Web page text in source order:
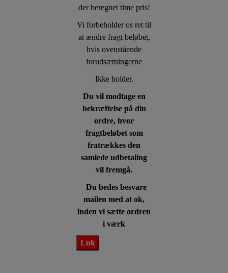
der beregnet time pris!
Vi forbeholder os ret til
at ændre fragt beløbet,
hvis ovenstående
forudsætningerne
Ikke holder.
Du vil modtage en
bekræftelse på din
ordre, hvor
fragtbeløbet som
fratrækkes den
samlede udbetaling
vil fremgå.
Du bedes besvare
mailen med at ok,
inden vi sætte ordren
i værk
Luk